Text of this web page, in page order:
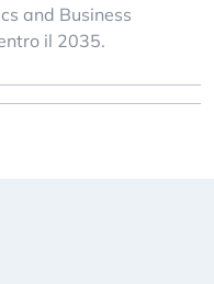
and Business
il 2035.